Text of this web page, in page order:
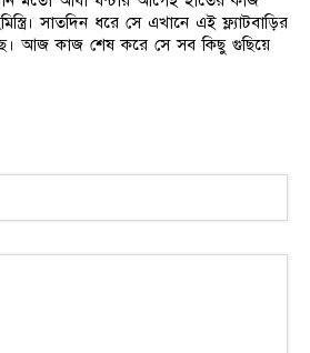
সাতদিন ধরে সে এখানে এই ফ্ল্যাটবাড়ির
আজ কাজ শেষ করে সে সব কিছু গুছিয়ে